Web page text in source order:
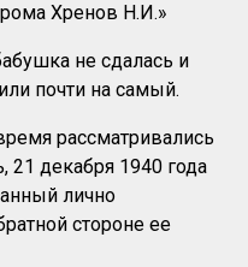
Хренов Н.И.»
не сдалась и
почти на самый.
рассматривались
21 декабря 1940 года
лично
стороне ее